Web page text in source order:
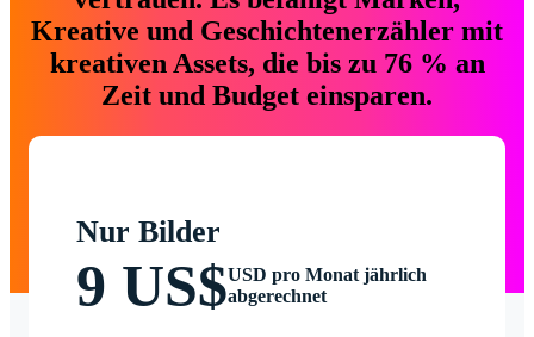
Kreative und Geschichtenerzähler mit
kreativen Assets, die bis zu 76 % an
Zeit und Budget einsparen.
Nur Bilder
9 US$USD pro Monat jährlich
abgerechnet